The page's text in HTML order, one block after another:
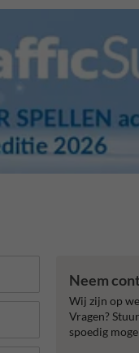
Neem
Wij zijn op
Vragen?
spoedig